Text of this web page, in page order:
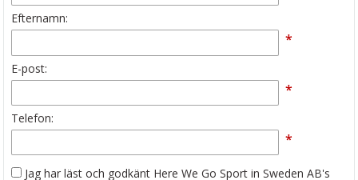
Efternamn:
*
E-post:
*
Telefon:
*
Jag har läst och godkänt Here We Go Sport in Sweden AB's